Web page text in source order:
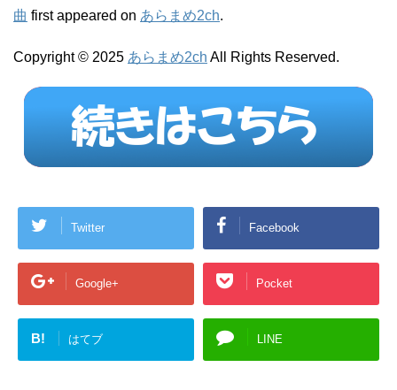
曲 first appeared on あらまめ2ch.
Copyright © 2025 あらまめ2ch All Rights Reserved.
Twitter Facebook
Google+ Pocket
B! はてブ LINE